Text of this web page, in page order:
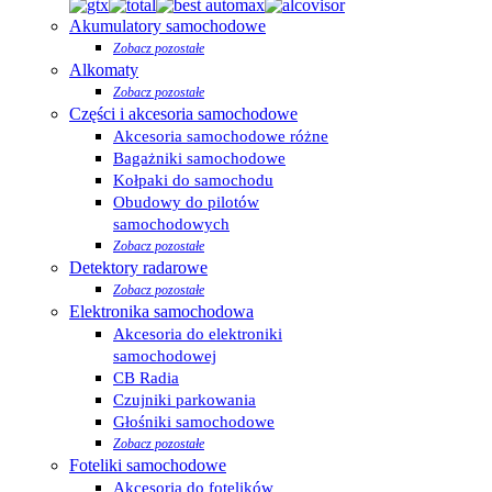
Akumulatory samochodowe
Zobacz pozostałe
Alkomaty
Zobacz pozostałe
Części i akcesoria samochodowe
Akcesoria samochodowe różne
Bagażniki samochodowe
Kołpaki do samochodu
Obudowy do pilotów
samochodowych
Zobacz pozostałe
Detektory radarowe
Zobacz pozostałe
Elektronika samochodowa
Akcesoria do elektroniki
samochodowej
CB Radia
Czujniki parkowania
Głośniki samochodowe
Zobacz pozostałe
Foteliki samochodowe
Akcesoria do fotelików